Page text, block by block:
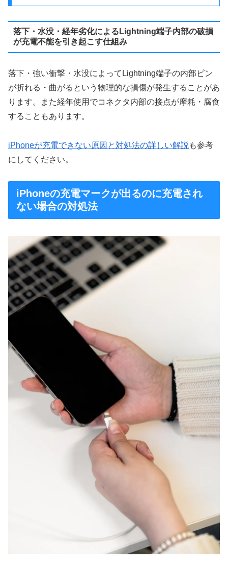
落下・水没・経年劣化によるLightning端子内部の破損
が充電不能を引き起こす仕組み
落下・強い衝撃・水没によってLightning端子の内部ピン
が折れる・曲がるという物理的な損傷が発生することがあ
ります。また経年使用でコネクタ内部の接点が摩耗・腐食
することもあります。
iPhoneが充電できない原因と対処法の詳しい解説 も参考
にしてください。
iPhoneの充電マークが出るのに充電され
ない場合の対処法